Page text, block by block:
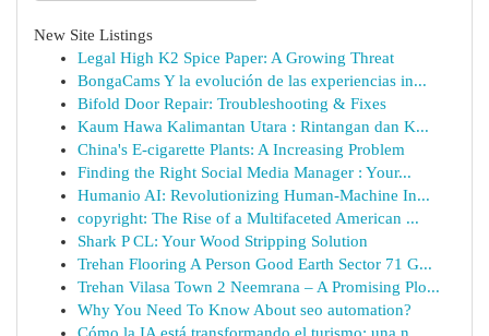
New Site Listings
Legal High K2 Spice Paper: A Growing Threat
BongaCams Y la evolución de las experiencias in...
Bifold Door Repair: Troubleshooting & Fixes
Kaum Hawa Kalimantan Utara : Rintangan dan K...
China's E-cigarette Plants: A Increasing Problem
Finding the Right Social Media Manager : Your...
Humanio AI: Revolutionizing Human-Machine In...
copyright: The Rise of a Multifaceted American ...
Shark P CL: Your Wood Stripping Solution
Trehan Flooring A Person Good Earth Sector 71 G...
Trehan Vilasa Town 2 Neemrana – A Promising Plo...
Why You Need To Know About seo automation?